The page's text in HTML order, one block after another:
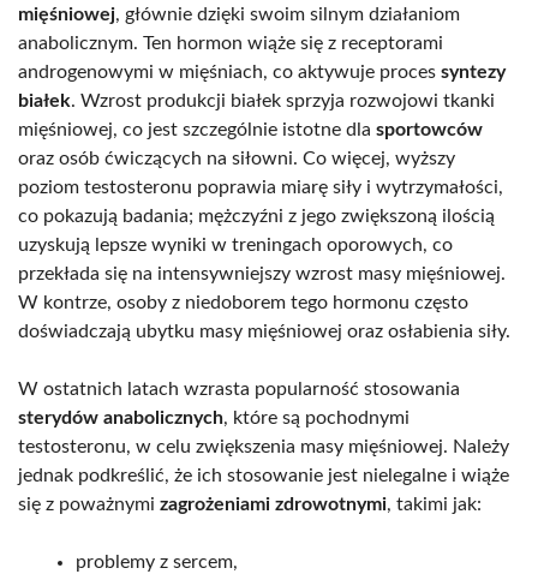
mięśniowej, głównie dzięki swoim silnym działaniom
anabolicznym. Ten hormon wiąże się z receptorami
androgenowymi w mięśniach, co aktywuje proces syntezy
białek. Wzrost produkcji białek sprzyja rozwojowi tkanki
mięśniowej, co jest szczególnie istotne dla sportowców
oraz osób ćwiczących na siłowni. Co więcej, wyższy
poziom testosteronu poprawia miarę siły i wytrzymałości,
co pokazują badania; mężczyźni z jego zwiększoną ilością
uzyskują lepsze wyniki w treningach oporowych, co
przekłada się na intensywniejszy wzrost masy mięśniowej.
W kontrze, osoby z niedoborem tego hormonu często
doświadczają ubytku masy mięśniowej oraz osłabienia siły.
W ostatnich latach wzrasta popularność stosowania
sterydów anabolicznych, które są pochodnymi
testosteronu, w celu zwiększenia masy mięśniowej. Należy
jednak podkreślić, że ich stosowanie jest nielegalne i wiąże
się z poważnymi zagrożeniami zdrowotnymi, takimi jak:
problemy z sercem,